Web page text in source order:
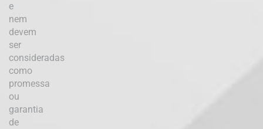
e
nem
devem
ser
consideradas
como
promessa
ou
garantia
de